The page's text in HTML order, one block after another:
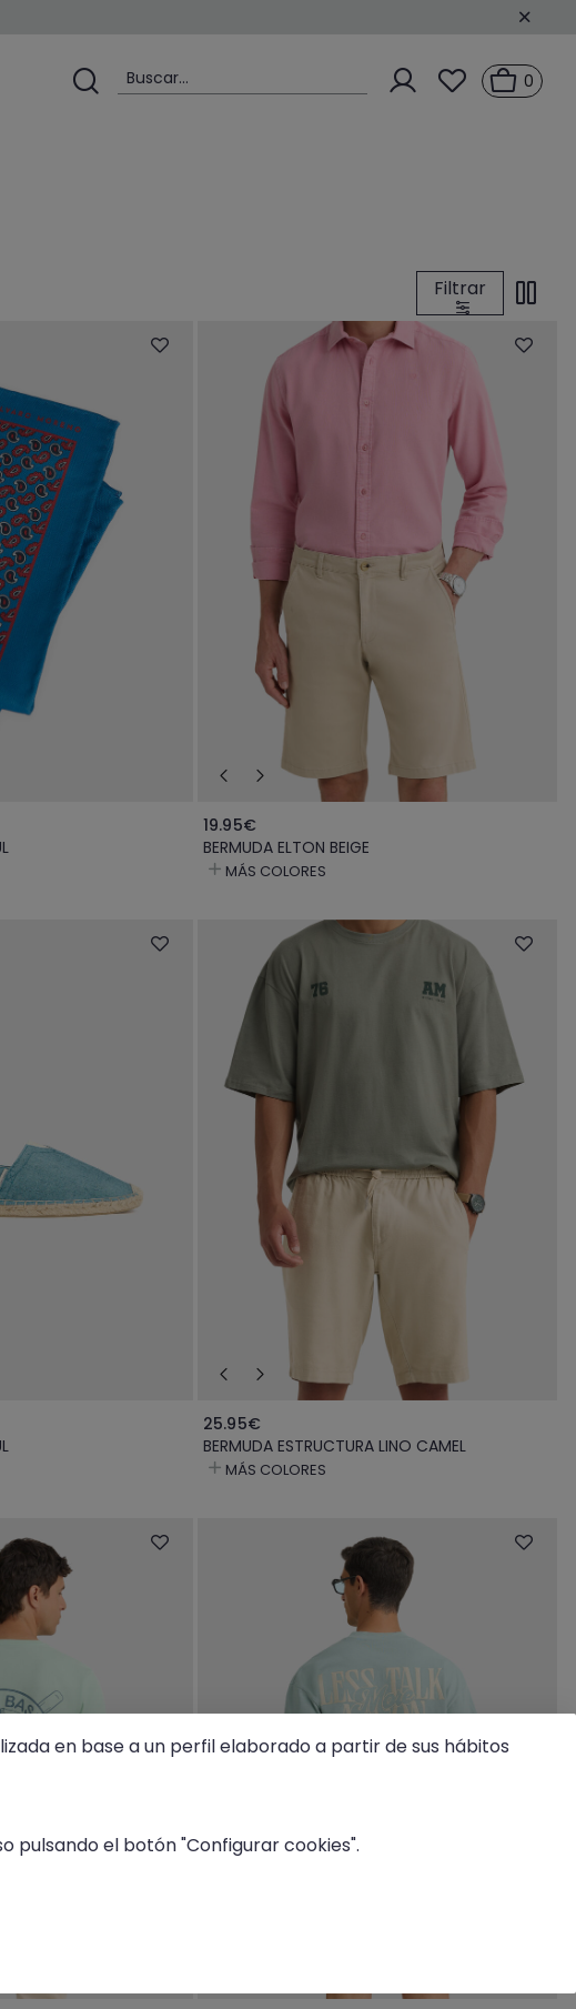
Buscar... 0
Filtrar
19.95€
BERMUDA ELTON BEIGE
MÁS COLORES
25.95€
BERMUDA ESTRUCTURA LINO CAMEL
MÁS COLORES
en base a un perfil elaborado a partir de sus hábitos
pulsando el botón "Configurar cookies".